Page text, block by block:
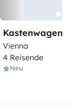
Kastenwagen
Vienna
4 Reisende
Neu